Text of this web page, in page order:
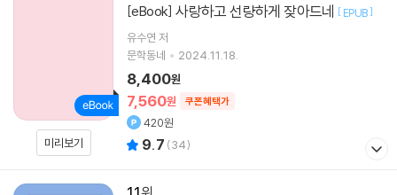
미리보기
[eBook] 사랑하고 선량하게 잦아드네 [ EPUB]
유수연 저
문학동네
2024.11.18.
7,560원 쿠폰혜택가
8,400원
420원
9.7 (34)